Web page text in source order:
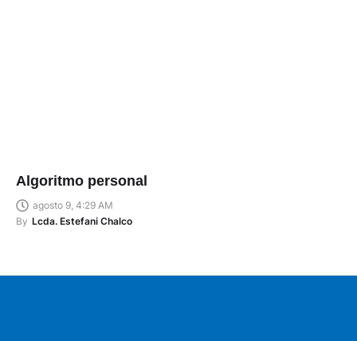
Algoritmo personal
agosto 9, 4:29 AM
By Lcda. Estefani Chalco